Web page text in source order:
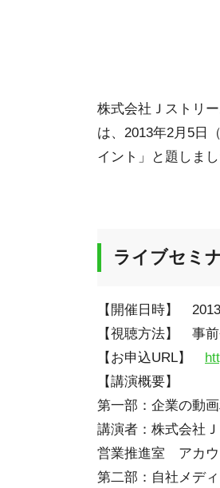
株式会社Ｊストリ
は、2013年2月5日
イント」と題しま
ライブセミ
【開催日時】
【視聴方法】 事前
【お申込URL】
【講演概要】
第一部：企業の動
講演者：株式会社
営業推進室 アカ
第二部：自社メデ